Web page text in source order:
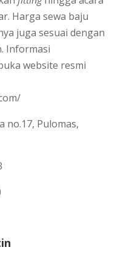
Harga sewa baju
juga sesuai dengan
Informasi
website resmi
no.17, Pulomas,